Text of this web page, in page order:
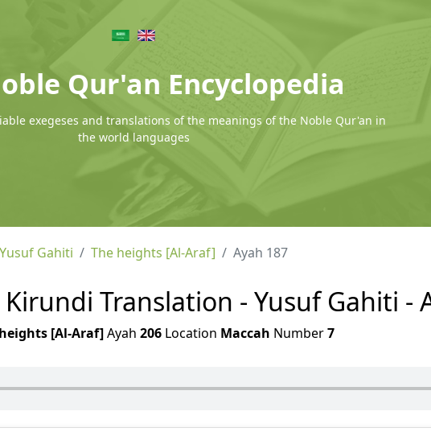
Qur'an Encyclopedia
exegeses and translations of the meanings of the Noble Qur'an in
the world languages
Gahiti The heights [Al-Araf] Ayah 187
Translation - Yusuf Gahiti -
[Al-Araf]Ayah 206 Location Maccah Number7